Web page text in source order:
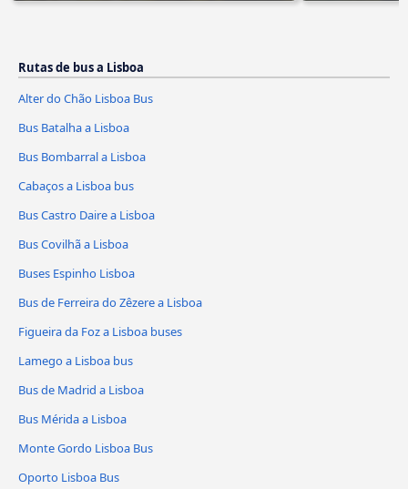
Rutas de bus a Lisboa
Alter do Chão Lisboa Bus
Bus Batalha a Lisboa
Bus Bombarral a Lisboa
Cabaços a Lisboa bus
Bus Castro Daire a Lisboa
Bus Covilhã a Lisboa
Buses Espinho Lisboa
Bus de Ferreira do Zêzere a Lisboa
Figueira da Foz a Lisboa buses
Lamego a Lisboa bus
Bus de Madrid a Lisboa
Bus Mérida a Lisboa
Monte Gordo Lisboa Bus
Oporto Lisboa Bus